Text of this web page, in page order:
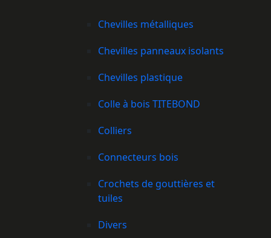
Chevilles métalliques
Chevilles panneaux isolants
Chevilles plastique
Colle à bois TITEBOND
Colliers
Connecteurs bois
Crochets de gouttières et
tuiles
Divers